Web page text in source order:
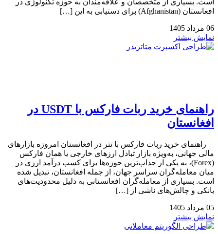
است. بسیاری از متخصصان و علاقه‌مندان به حوزه تکنولوژی در
افغانستان (Afghanistan) برای دستیابی به این […]
06 مرداد 1405
نمایش بیشتر
راهنمای خرید ربات فارکس با USDT در
افغانستان
راهنمای خرید ربات فارکس با تتر در افغانستان امروزه بازارهای
مالی جهانی، به‌ویژه بازار تبادل ارزهای خارجی یا همان فارکس
(Forex)، به یکی از جذاب‌ترین حوزه‌ها برای کسب درآمد ارزی در
میان معامله‌گران سراسر جهان، از جمله افغانستان، تبدیل شده
است. بسیاری از معامله‌گران افغانستانی به دلیل محدودیت‌های
بانکی و چالش‌های ناشی از […]
05 مرداد 1405
نمایش بیشتر